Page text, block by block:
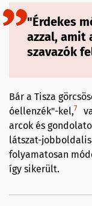
"Érdekes
azzal, amit
szavazók
Bár a Tisza
óellenzék"-kel,7
arcok és
látszat-
folyamatosan
így sikerült.